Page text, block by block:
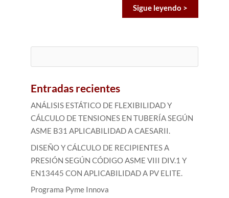
Sigue leyendo >
Entradas recientes
ANÁLISIS ESTÁTICO DE FLEXIBILIDAD Y
CÁLCULO DE TENSIONES EN TUBERÍA SEGÚN
ASME B31 APLICABILIDAD A CAESARII.
DISEÑO Y CÁLCULO DE RECIPIENTES A
PRESIÓN SEGÚN CÓDIGO ASME VIII DIV.1 Y
EN13445 CON APLICABILIDAD A PV ELITE.
Programa Pyme Innova